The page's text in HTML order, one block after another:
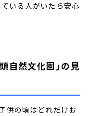
いる人がいたら安心
自然文化園」の見
供の頃はどれだけお